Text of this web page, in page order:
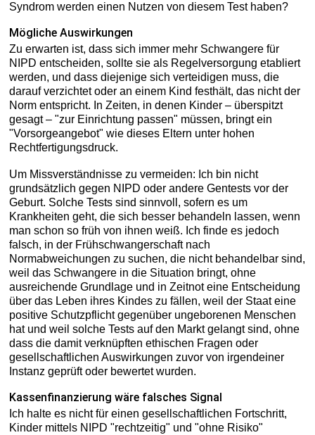
Syndrom werden einen Nutzen von diesem Test haben?
Mögliche Auswirkungen
Zu erwarten ist, dass sich immer mehr Schwangere für
NIPD entscheiden, sollte sie als Regelversorgung etabliert
werden, und dass diejenige sich verteidigen muss, die
darauf verzichtet oder an einem Kind festhält, das nicht der
Norm entspricht. In Zeiten, in denen Kinder – überspitzt
gesagt – "zur Einrichtung passen" müssen, bringt ein
"Vorsorgeangebot" wie dieses Eltern unter hohen
Rechtfertigungsdruck.
Um Missverständnisse zu vermeiden: Ich bin nicht
grundsätzlich gegen NIPD oder andere Gentests vor der
Geburt. Solche Tests sind sinnvoll, sofern es um
Krankheiten geht, die sich besser behandeln lassen, wenn
man schon so früh von ihnen weiß. Ich finde es jedoch
falsch, in der Frühschwangerschaft nach
Normabweichungen zu suchen, die nicht behandelbar sind,
weil das Schwangere in die Situation bringt, ohne
ausreichende Grundlage und in Zeitnot eine Entscheidung
über das Leben ihres Kindes zu fällen, weil der Staat eine
positive Schutzpflicht gegenüber ungeborenen Menschen
hat und weil solche Tests auf den Markt gelangt sind, ohne
dass die damit verknüpften ethischen Fragen oder
gesellschaftlichen Auswirkungen zuvor von irgendeiner
Instanz geprüft oder bewertet wurden.
Kassenfinanzierung wäre falsches Signal
Ich halte es nicht für einen gesellschaftlichen Fortschritt,
Kinder mittels NIPD "rechtzeitig" und "ohne Risiko"